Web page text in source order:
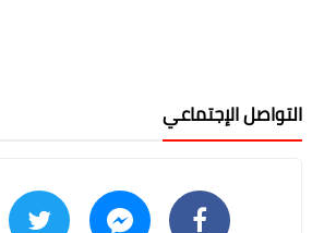
التواصل الإجتماعي